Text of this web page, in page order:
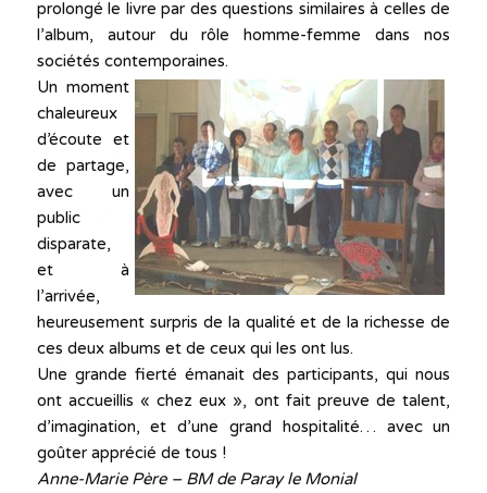
prolongé le livre par des questions similaires à celles de
l’album, autour du rôle homme-femme dans nos
sociétés contemporaines.
Un moment
chaleureux
d’écoute et
de partage,
avec un
public
disparate,
et à
l’arrivée,
heureusement surpris de la qualité et de la richesse de
ces deux albums et de ceux qui les ont lus.
Une grande fierté émanait des participants, qui nous
ont accueillis « chez eux », ont fait preuve de talent,
d’imagination, et d’une grand hospitalité… avec un
goûter apprécié de tous !
Anne-Marie Père – BM de Paray le Monial